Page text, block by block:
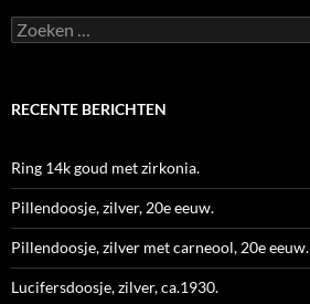
Zoeken
naar:
RECENTE BERICHTEN
Ring 14k goud met zirkonia.
Pillendoosje, zilver, 20e eeuw.
Pillendoosje, zilver met carneool, 20e eeuw.
Lucifersdoosje, zilver, ca.1930.